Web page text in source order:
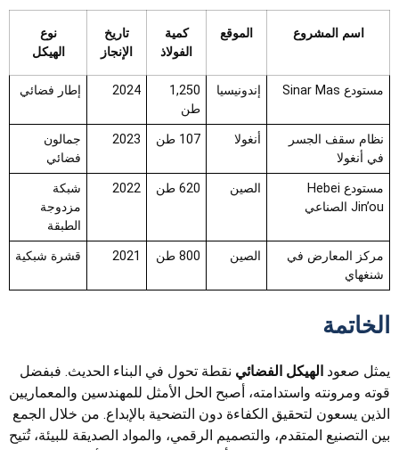
اسم المشروع الموقع
كمية
الفولاذ
تاريخ
الإنجاز
نوع
الهيكل
مستودع Sinar Mas إندونيسيا
1,250
طن
2024 إطار فضائي
نظام سقف الجسر
في أنغولا
أنغولا 107 طن 2023
جمالون
فضائي
مستودع Hebei
Jin’ou الصناعي
الصين 620 طن 2022
شبكة
مزدوجة
الطبقة
مركز المعارض في
شنغهاي
الصين 800 طن 2021 قشرة شبكية
الخاتمة
يمثل صعود الهيكل الفضائي نقطة تحول في البناء الحديث. فبفضل
قوته ومرونته واستدامته، أصبح الحل الأمثل للمهندسين والمعماريين
الذين يسعون لتحقيق الكفاءة دون التضحية بالإبداع. من خلال الجمع
بين التصنيع المتقدم، والتصميم الرقمي، والمواد الصديقة للبيئة، تُتيح